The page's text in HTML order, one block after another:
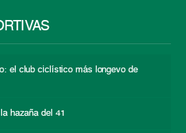
el club ciclístico más longevo de
hazaña del 41